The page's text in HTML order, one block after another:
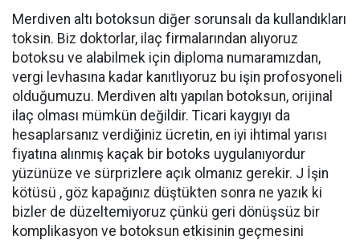
Merdiven altı botoksun diğer sorunsalı da kullandıkları
toksin. Biz doktorlar, ilaç firmalarından alıyoruz
botoksu ve alabilmek için diploma numaramızdan,
vergi levhasına kadar kanıtlıyoruz bu işin profosyoneli
olduğumuzu. Merdiven altı yapılan botoksun, orijinal
ilaç olması mümkün değildir. Ticari kaygıyı da
hesaplarsanız verdiğiniz ücretin, en iyi ihtimal yarısı
fiyatına alınmış kaçak bir botoks uygulanıyordur
yüzünüze ve sürprizlere açık olmanız gerekir. J İşin
kötüsü , göz kapağınız düştükten sonra ne yazık ki
bizler de düzeltemiyoruz çünkü geri dönüşsüz bir
komplikasyon ve botoksun etkisinin geçmesini